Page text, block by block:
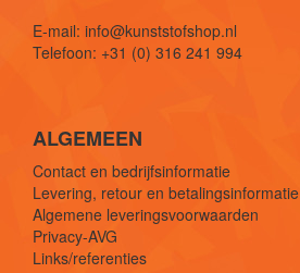
E-mail: info@kunststofshop.nl
Telefoon: +31 (0) 316 241 994
ALGEMEEN
Contact en bedrijfsinformatie
Levering, retour en betalingsinformatie
Algemene leveringsvoorwaarden
Privacy-AVG
Links/referenties